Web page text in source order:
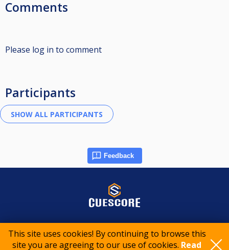
This site uses cookies! By continuing to browse this
site you are agreeing to our use of cookies. Read
Comments
Please log in to comment
Participants
Feedback
© 2015-2026 CueScore International